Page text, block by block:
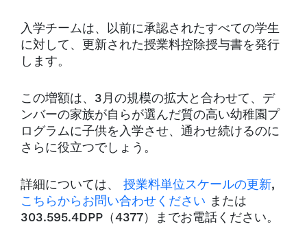
入学チームは、以前に承認されたすべての学生
に対して、更新された授業料控除授与書を発行
します。
この増額は、3月の規模の拡大と合わせて、デ
ンバーの家族が自らが選んだ質の高い幼稚園プ
ログラムに子供を入学させ、通わせ続けるのに
さらに役立つでしょう。
詳細については、 授業料単位スケールの更新,
こちらからお問い合わせください または
303.595.4DPP（4377）までお電話ください。